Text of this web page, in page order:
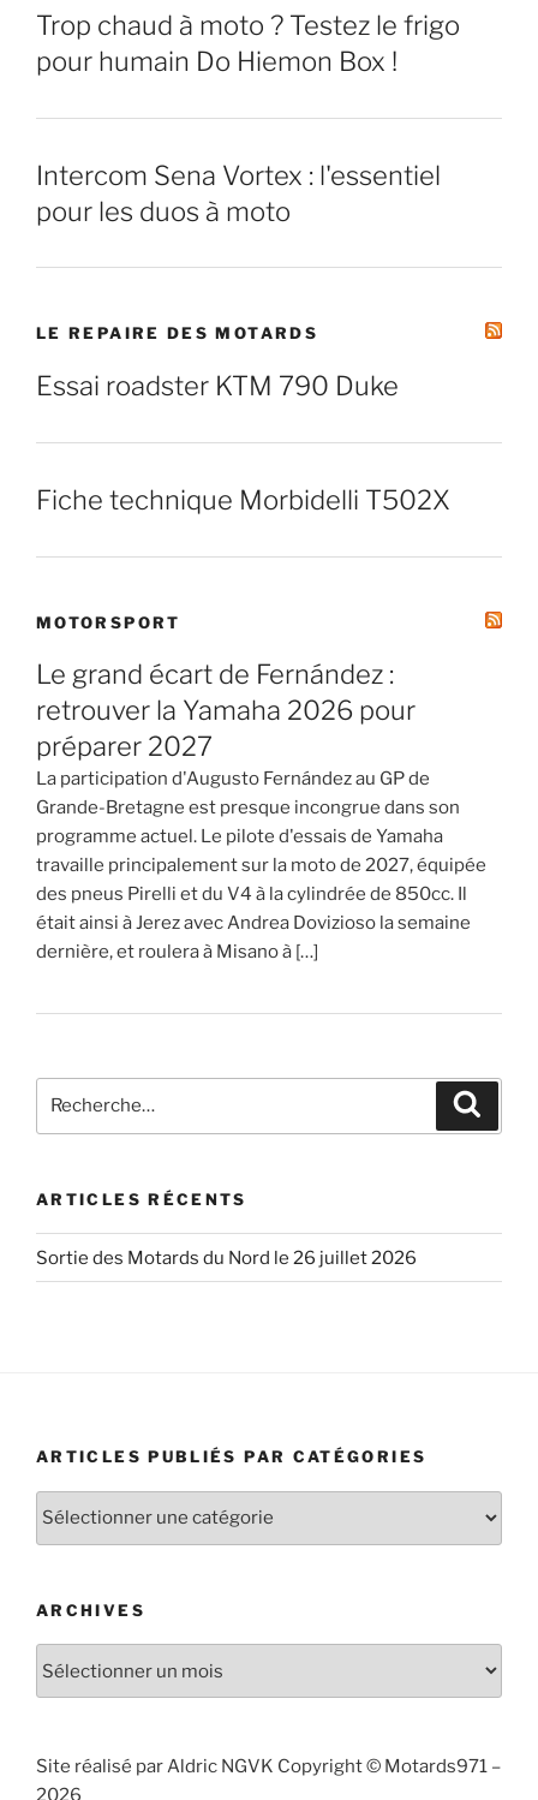
Trop chaud à moto ? Testez le frigo
pour humain Do Hiemon Box !
Intercom Sena Vortex : l'essentiel
pour les duos à moto
LE REPAIRE DES MOTARDS
Essai roadster KTM 790 Duke
Fiche technique Morbidelli T502X
MOTORSPORT
Le grand écart de Fernández :
retrouver la Yamaha 2026 pour
préparer 2027
La participation d'Augusto Fernández au GP de
Grande-Bretagne est presque incongrue dans son
programme actuel. Le pilote d'essais de Yamaha
travaille principalement sur la moto de 2027, équipée
des pneus Pirelli et du V4 à la cylindrée de 850cc. Il
était ainsi à Jerez avec Andrea Dovizioso la semaine
dernière, et roulera à Misano à […]
pour
ARTICLES RÉCENTS
Sortie des Motards du Nord le 26 juillet 2026
ARTICLES PUBLIÉS PAR CATÉGORIES
Articles
ARCHIVES
Site réalisé par Aldric NGVK Copyright © Motards971 –
2026